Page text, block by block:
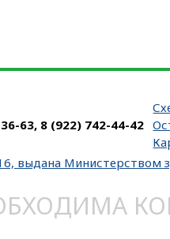
63, 8 (922) 742-44-42
выдана Министерством